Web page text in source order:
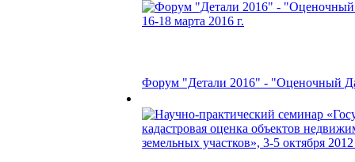
Форум "Детали 2016" - "Оценочный